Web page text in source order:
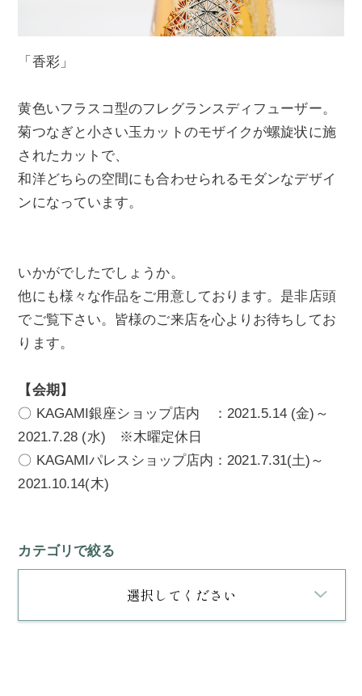
「香彩」
黄色いフラスコ型のフレグランスディフューザー。
菊つなぎと小さい玉カットのモザイクが螺旋状に施
されたカットで、
和洋どちらの空間にも合わせられるモダンなデザイ
ンになっています。
いかがでしたでしょうか。
他にも様々な作品をご用意しております。是非店頭
でご覧下さい。皆様のご来店を心よりお待ちしてお
ります。
【会期】
〇 KAGAMI銀座ショップ店内 ：2021.5.14 (金)～
2021.7.28 (水) ※木曜定休日
〇 KAGAMIパレスショップ店内：2021.7.31(土)～
2021.10.14(木)
カテゴリで絞る
選択してください